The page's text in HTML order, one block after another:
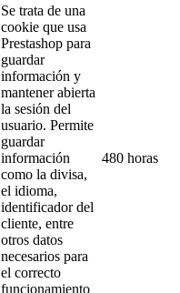
Se trata de una
cookie que usa
Prestashop para
guardar
información y
mantener abierta
la sesión del
usuario. Permite
guardar
información
como la divisa,
el idioma,
identificador del
cliente, entre
otros datos
necesarios para
el correcto
funcionamiento
480 horas